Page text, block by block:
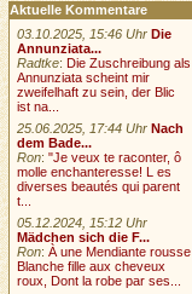
Aktuelle Kommentare
03.10.2025, 15:46 Uhr Die
Annunziata...
Radtke: Die Zuschreibung als
Annunziata scheint mir
zweifelhaft zu sein, der Blic
ist na...
25.06.2025, 17:44 Uhr Nach
dem Bade...
Ron:"Je veux te raconter, ô
molle enchanteresse! L es
diverses beautés qui parent
t...
05.12.2024, 15:12 Uhr
Mädchen sich die F...
Ron:À une Mendiante rousse
Blanche fille aux cheveux
roux, Dont la robe par ses...